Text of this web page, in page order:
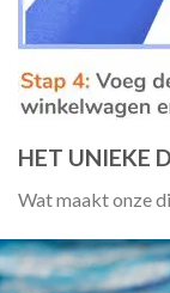
HET UNIEKE
Wat maakt onze